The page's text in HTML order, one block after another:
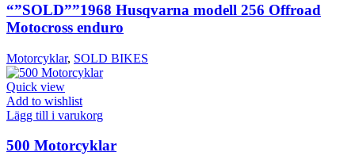
“”SOLD””1968 Husqvarna modell 256 Offroad
Motocross enduro
Motorcyklar, SOLD BIKES
Quick view
Add to wishlist
Lägg till i varukorg
500 Motorcyklar